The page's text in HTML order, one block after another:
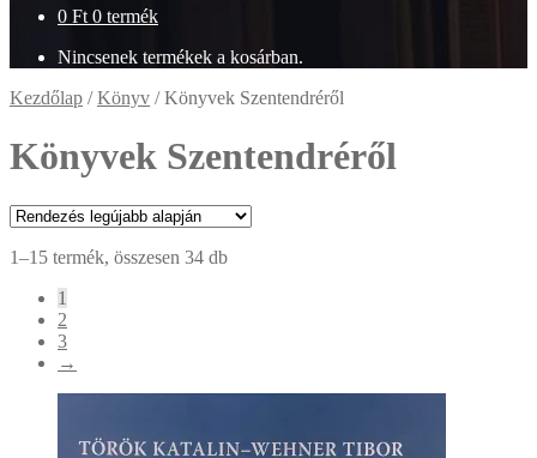
0 Ft 0 termék
Nincsenek termékek a kosárban.
Kezdőlap /Könyv /Könyvek Szentendréről
Könyvek Szentendréről
1–15 termék, összesen 34 dbSorted
1
2
3
→